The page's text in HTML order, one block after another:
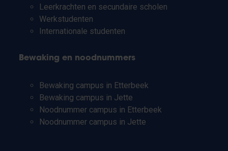
Leerkrachten en secundaire scholen
Werkstudenten
Internationale studenten
Bewaking en noodnummers
Bewaking campus in Etterbeek
Bewaking campus in Jette
Noodnummer campus in Etterbeek
Noodnummer campus in Jette